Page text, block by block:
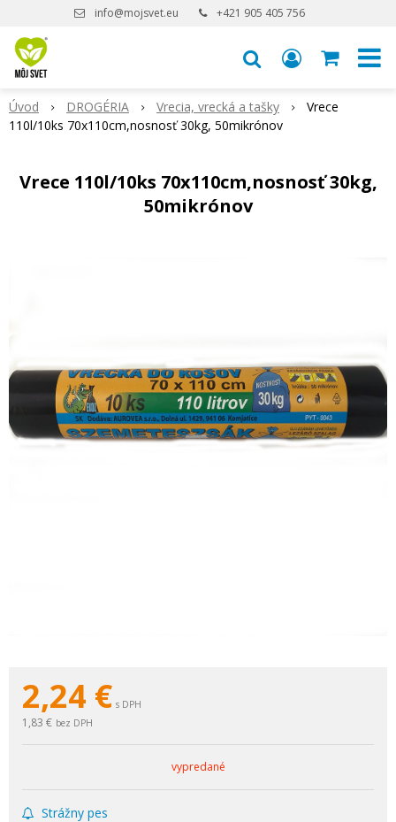
info@mojsvet.eu +421 905 405 756
Úvod DROGÉRIA Vrecia, vrecká a tašky
Vrece
110l/10ks 70x110cm,nosnosť 30kg, 50mikrónov
Vrece 110l/10ks 70x110cm,nosnosť 30kg,
50mikrónov
2,24 € s DPH
1,83 € bez DPH
vypredané
Strážny pes